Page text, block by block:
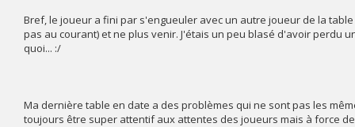
Bref, le joueur a fini par s'engueuler avec un autre joueur de la
pas au courant) et ne plus venir. J'étais un peu blasé d'avoir perdu
quoi... :/
Ma dernière table en date a des problèmes qui ne sont pas les
toujours être super attentif aux attentes des joueurs mais à force